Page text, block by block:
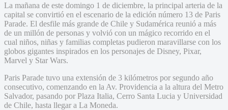
La mañana de este domingo 1 de diciembre, la principal arteria de la
capital se convirtió en el escenario de la edición número 13 de Paris
Parade. El desfile más grande de Chile y Sudamérica reunió a más
de un millón de personas y volvió con un mágico recorrido en el
cual niños, niñas y familias completas pudieron maravillarse con los
globos gigantes inspirados en los personajes de Disney, Pixar,
Marvel y Star Wars.
Paris Parade tuvo una extensión de 3 kilómetros por segundo año
consecutivo, comenzando en la Av. Providencia a la altura del Metro
Salvador, pasando por Plaza Italia, Cerro Santa Lucia y Universidad
de Chile, hasta llegar a La Moneda.